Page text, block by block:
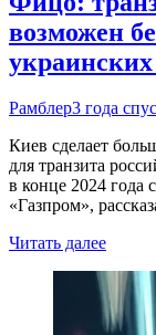
возможен
Рамблер3 года
Киев сделает
для транзита
в конце 2024 года
«Газпром»,
Читать далее